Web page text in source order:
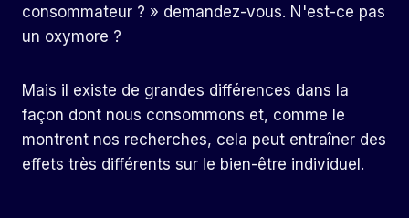
consommateur ? » demandez-vous. N'est-ce pas
un oxymore ?
Mais il existe de grandes différences dans la
façon dont nous consommons et, comme le
montrent nos recherches, cela peut entraîner des
effets très différents sur le bien-être individuel.